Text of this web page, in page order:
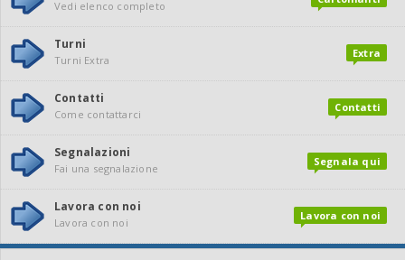
Vedi elenco completo
Extra
Turni
Turni Extra
Contatti
Contatti
Come contattarci
Segnala qui
Segnalazioni
Fai una segnalazione
Lavora con noi
Lavora con noi
Lavora con noi